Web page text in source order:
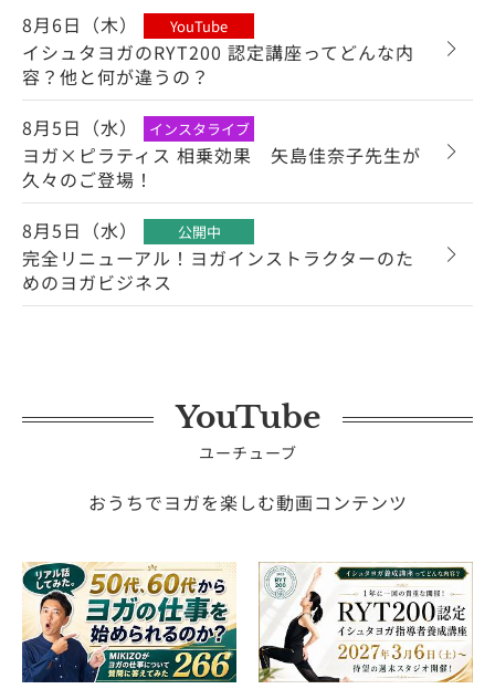
8月6日（木）
YouTube
イシュタヨガのRYT200 認定講座ってどんな内
容？他と何が違うの？
8月5日（水）
インスタライブ
ヨガ×ピラティス 相乗効果 矢島佳奈子先生が
久々のご登場！
8月5日（水）
公開中
完全リニューアル！ヨガインストラクターのた
めのヨガビジネス
YouTube
ユーチューブ
おうちでヨガを楽しむ動画コンテンツ